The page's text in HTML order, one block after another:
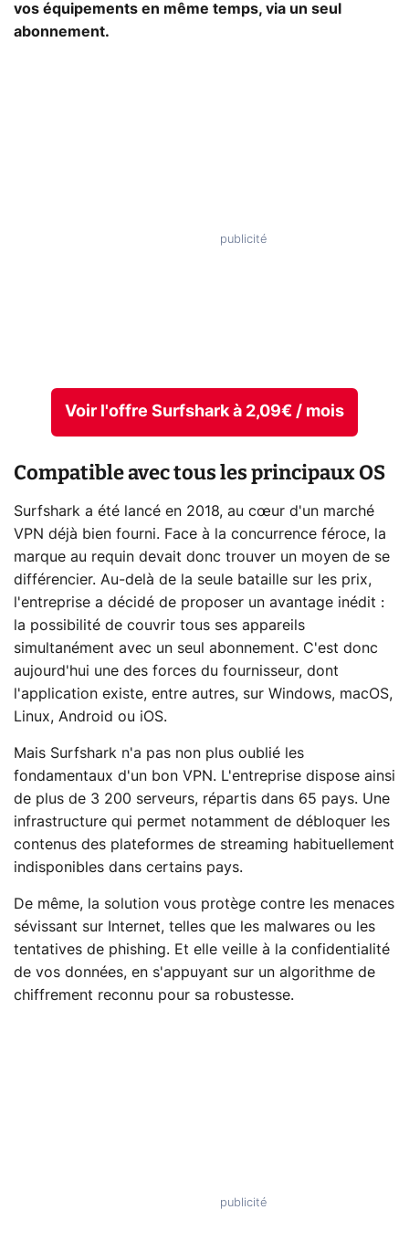
vos équipements en même temps, via un seul
abonnement.
Voir l'offre Surfshark à 2,09€ / mois
Compatible avec tous les principaux OS
Surfshark a été lancé en 2018, au cœur d'un marché
VPN déjà bien fourni. Face à la concurrence féroce, la
marque au requin devait donc trouver un moyen de se
différencier. Au-delà de la seule bataille sur les prix,
l'entreprise a décidé de proposer un avantage inédit :
la possibilité de couvrir tous ses appareils
simultanément avec un seul abonnement. C'est donc
aujourd'hui une des forces du fournisseur, dont
l'application existe, entre autres, sur Windows, macOS,
Linux, Android ou iOS.
Mais Surfshark n'a pas non plus oublié les
fondamentaux d'un bon VPN. L'entreprise dispose ainsi
de plus de 3 200 serveurs, répartis dans 65 pays. Une
infrastructure qui permet notamment de débloquer les
contenus des plateformes de streaming habituellement
indisponibles dans certains pays.
De même, la solution vous protège contre les menaces
sévissant sur Internet, telles que les malwares ou les
tentatives de phishing. Et elle veille à la confidentialité
de vos données, en s'appuyant sur un algorithme de
chiffrement reconnu pour sa robustesse.